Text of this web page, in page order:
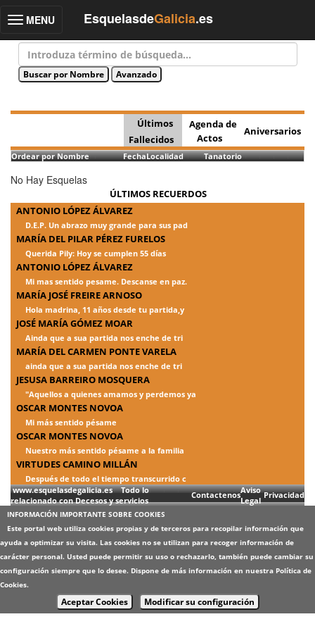
Toggle
MENU EsquelasdeGalicia.es
Últimos
Fallecidos
Agenda de
Actos
Aniversarios
Ordear por Nombre FechaLocalidad Tanatorio
No Hay Esquelas
ÚLTIMOS RECUERDOS
ANTONIO LÓPEZ ÁLVAREZ
D.E.P. Un abrazo muy grande para sus pad
MARÍA DEL PILAR PÉREZ FURELOS
Querida Pily: Hoy se cumplen 55 días
ANTONIO LÓPEZ ÁLVAREZ
Mi mas sentido pesame. Descanse en paz.
MARÍA JOSÉ FREIRE ARNOSO
Hola madrina, 11 años desde tu partida,y
JOSÉ MARÍA GÓMEZ MOAR
Ainda que a sua partida nos enche de tri
MARÍA DEL CARMEN PONTE VARELA
ainda que a sua partida nos enche de tri
JESUSA BARREIRO MOSQUERA
"Aquellos a quienes amamos y perdemos ya
OSCAR MONTES NOVOA
Mi más sentido pésame
OSCAR MONTES NOVOA
Nuestro más sentido pésame a la familia
VIRTUDES CAMINO MILLÁN
Después de todo el tiempo transcurrido c
www.esquelasdegalicia.es Todo lo
relacionado con Decesos y servicios
ContactenosAviso
Legal
Privacidad
INFORMACIÓN IMPORTANTE SOBRE COOKIES
Este portal web utiliza cookies propias y de terceros para recopilar información que
ayuda a optimizar su visita. Las cookies no se utilizan para recoger información de
carácter personal. Usted puede permitir su uso o rechazarlo, también puede cambiar su
configuración siempre que lo desee. Dispone de más información en nuestra Política de
Cookies.